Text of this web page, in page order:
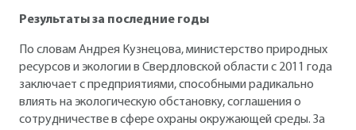
Результаты за последние годы
По словам Андрея Кузнецова, министерство природных
ресурсов и экологии в Свердловской области с 2011 года
заключает с предприятиями, способными радикально
влиять на экологическую обстановку, соглашения о
сотрудничестве в сфере охраны окружающей среды. За